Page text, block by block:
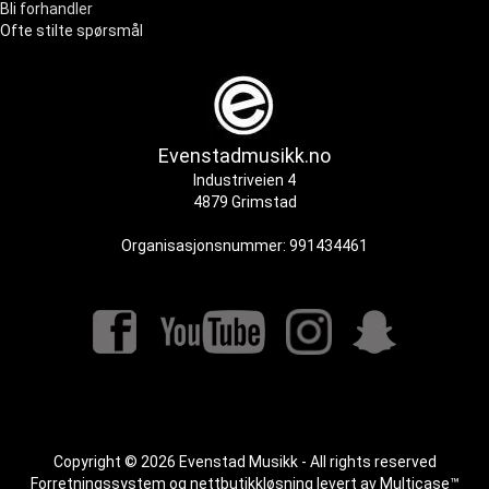
Bli forhandler
Ofte stilte spørsmål
Evenstadmusikk.no
Industriveien 4
4879 Grimstad
Organisasjonsnummer: 991434461
Copyright © 2026 Evenstad Musikk - All rights reserved
Forretningssystem og nettbutikkløsning levert av Multicase™